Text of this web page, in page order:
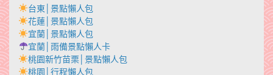
台東│景點懶人包
花蓮│景點懶人包
宜蘭│景點懶人包
宜蘭│雨備景點懶人卡
桃園新竹苗栗│景點懶人包
桃園│行程懶人包